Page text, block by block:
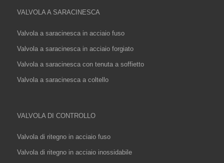
VALVOLA A SARACINESCA
Valvola a saracinesca in acciaio fuso
Valvola a saracinesca in acciaio forgiato
Valvola a saracinesca con tenuta a soffietto
Valvola a saracinesca a coltello
VALVOLA DI CONTROLLO
Valvola di ritegno in acciaio fuso
Valvola di ritegno in acciaio inossidabile